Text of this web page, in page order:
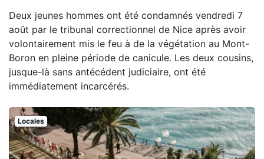
Deux jeunes hommes ont été condamnés vendredi 7
août par le tribunal correctionnel de Nice après avoir
volontairement mis le feu à de la végétation au Mont-
Boron en pleine période de canicule. Les deux cousins,
jusque-là sans antécédent judiciaire, ont été
immédiatement incarcérés.
Locales